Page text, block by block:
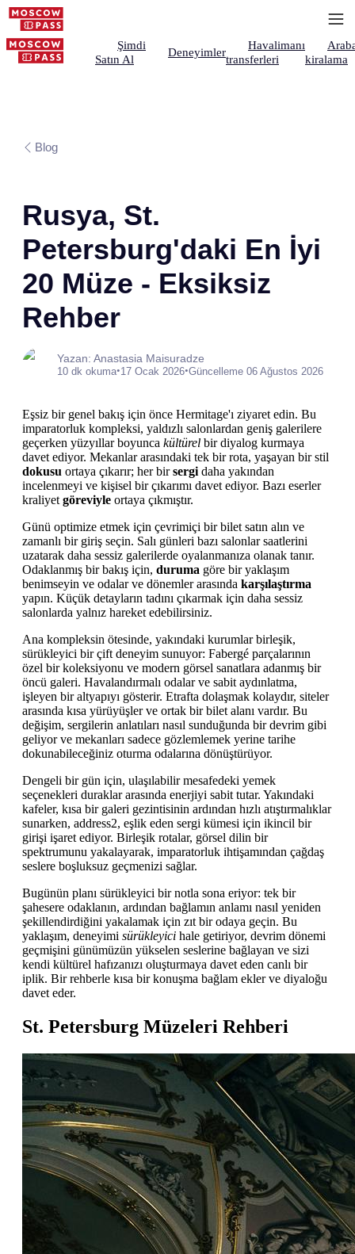
Şimdi
Satın Al
Deneyimler
Havalimanı
transferleri
kiralama
Blog
Rusya, St.
Petersburg'daki En İyi
20 Müze - Eksiksiz
Rehber
Yazan: Anastasia Maisuradze
10 dk okuma•17 Ocak 2026•Güncelleme 06 Ağustos 2026
Eşsiz bir genel bakış için önce Hermitage'ı ziyaret edin. Bu
imparatorluk kompleksi, yaldızlı salonlardan geniş galerilere
geçerken yüzyıllar boyunca kültürel bir diyalog kurmaya
davet ediyor. Mekanlar arasındaki tek bir rota, yaşayan bir stil
dokusu ortaya çıkarır; her birsergi daha yakından
incelenmeyi ve kişisel bir çıkarımı davet ediyor. Bazı eserler
kraliyet göreviyle ortaya çıkmıştır.
Günü optimize etmek için çevrimiçi bir bilet satın alın ve
zamanlı bir giriş seçin. Salı günleri bazı salonlar saatlerini
uzatarak daha sessiz galerilerde oyalanmanıza olanak tanır.
Odaklanmış bir bakış için, duruma göre bir yaklaşım
benimseyin ve odalar ve dönemler arasında karşılaştırma
yapın. Küçük detayların tadını çıkarmak için daha sessiz
salonlarda yalnız hareket edebilirsiniz.
Ana kompleksin ötesinde, yakındaki kurumlar birleşik,
sürükleyici bir çift deneyim sunuyor: Fabergé parçalarının
özel bir koleksiyonu ve modern görsel sanatlara adanmış bir
öncü galeri. Havalandırmalı odalar ve sabit aydınlatma,
işleyen bir altyapıyı gösterir. Etrafta dolaşmak kolaydır, siteler
arasında kısa yürüyüşler ve ortak bir bilet alanı vardır. Bu
değişim, sergilerin anlatıları nasıl sunduğunda bir devrim gibi
geliyor ve mekanları sadece gözlemlemek yerine tarihe
dokunabileceğiniz oturma odalarına dönüştürüyor.
Dengeli bir gün için, ulaşılabilir mesafedeki yemek
seçenekleri duraklar arasında enerjiyi sabit tutar. Yakındaki
kafeler, kısa bir galeri gezintisinin ardından hızlı atıştırmalıklar
sunarken, address2, eşlik eden sergi kümesi için ikincil bir
girişi işaret ediyor. Birleşik rotalar, görsel dilin bir
spektrumunu yakalayarak, imparatorluk ihtişamından çağdaş
seslere boşluksuz geçmenizi sağlar.
Bugünün planı sürükleyici bir notla sona eriyor: tek bir
şahesere odaklanın, ardından bağlamın anlamı nasıl yeniden
şekillendirdiğini yakalamak için zıt bir odaya geçin. Bu
yaklaşım, deneyimi sürükleyici hale getiriyor, devrim dönemi
geçmişini günümüzün yükselen seslerine bağlayan ve sizi
kendi kültürel hafızanızı oluşturmaya davet eden canlı bir
iplik. Bir rehberle kısa bir konuşma bağlam ekler ve diyaloğu
davet eder.
St. Petersburg Müzeleri Rehberi